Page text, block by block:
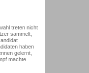
treten nicht
sammelt,
haben
gelernt,
machte.